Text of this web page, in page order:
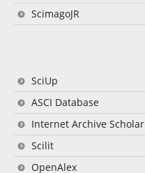
ScimagoJR
SciUp
ASCI Database
Internet Archive Scholar
Scilit
OpenAlex